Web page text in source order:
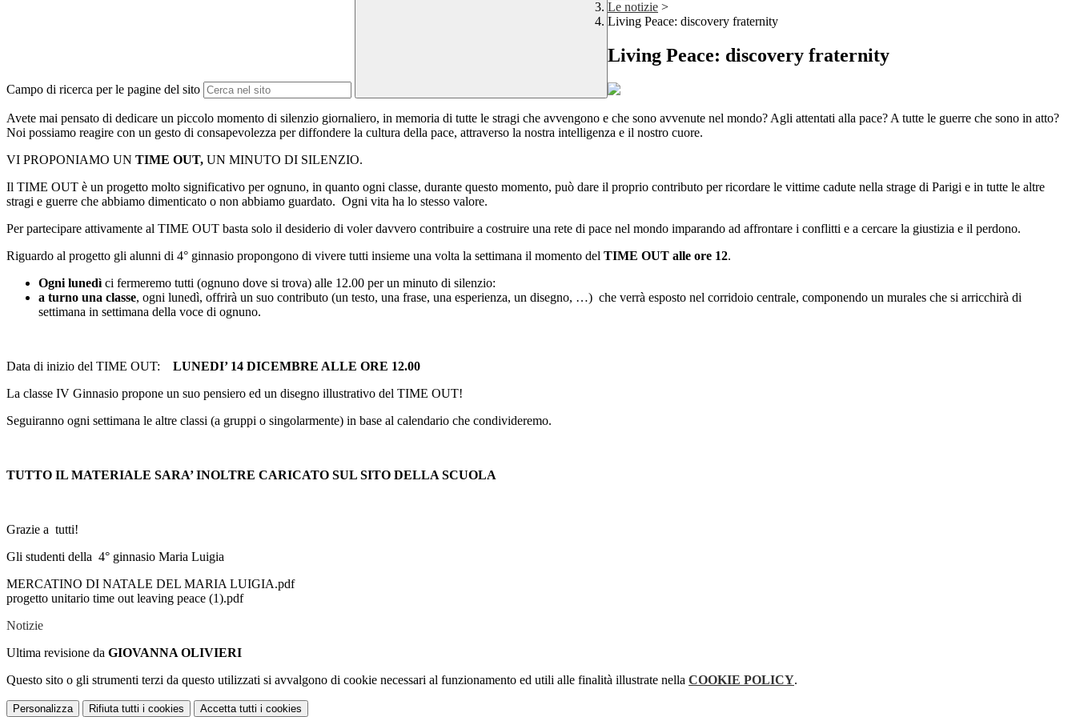
Campo di ricerca per le pagine del sito
Le notizie >
Living Peace: discovery fraternity
Living Peace: discovery fraternity
Avete mai pensato di dedicare un piccolo momento di silenzio giornaliero, in memoria di tutte le stragi che avvengono e che sono avvenute nel mondo? Agli attentati alla pace? A tutte le guerre che sono in atto?
Noi possiamo reagire con un gesto di consapevolezza per diffondere la cultura della pace, attraverso la nostra intelligenza e il nostro cuore.
VI PROPONIAMO UN TIME OUT, UN MINUTO DI SILENZIO.
Il TIME OUT è un progetto molto significativo per ognuno, in quanto ogni classe, durante questo momento, può dare il proprio contributo per ricordare le vittime cadute nella strage di Parigi e in tutte le altre
stragi e guerre che abbiamo dimenticato o non abbiamo guardato. Ogni vita ha lo stesso valore.
Per partecipare attivamente al TIME OUT basta solo il desiderio di voler davvero contribuire a costruire una rete di pace nel mondo imparando ad affrontare i conflitti e a cercare la giustizia e il perdono.
Riguardo al progetto gli alunni di 4° ginnasio propongono di vivere tutti insieme una volta la settimana il momento del TIME OUT alle ore 12.
Ogni lunedì ci fermeremo tutti (ognuno dove si trova) alle 12.00 per un minuto di silenzio:
a turno una classe, ogni lunedì, offrirà un suo contributo (un testo, una frase, una esperienza, un disegno, …) che verrà esposto nel corridoio centrale, componendo un murales che si arricchirà di
settimana in settimana della voce di ognuno.
Data di inizio del TIME OUT:
LUNEDI’ 14 DICEMBRE ALLE ORE 12.00
La classe IV Ginnasio propone un suo pensiero ed un disegno illustrativo del TIME OUT!
Seguiranno ogni settimana le altre classi (a gruppi o singolarmente) in base al calendario che condivideremo.
TUTTO IL MATERIALE SARA’ INOLTRE CARICATO SUL SITO DELLA SCUOLA
Grazie a tutti!
Gli studenti della 4° ginnasio Maria Luigia
MERCATINO DI NATALE DEL MARIA LUIGIA.pdf
progetto unitario time out leaving peace (1).pdf
Notizie
Ultima revisione da GIOVANNA OLIVIERI
Questo sito o gli strumenti terzi da questo utilizzati si avvalgono di cookie necessari al funzionamento ed utili alle finalità illustrate nella COOKIE POLICY.
Personalizza Rifiuta tutti i cookies Accetta tutti i cookies